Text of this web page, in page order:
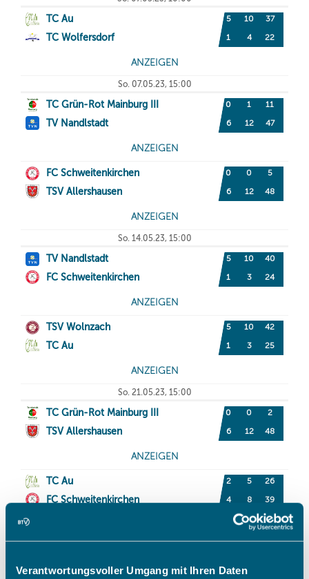
Verantwortungsvoller Umgang mit Ihren Daten